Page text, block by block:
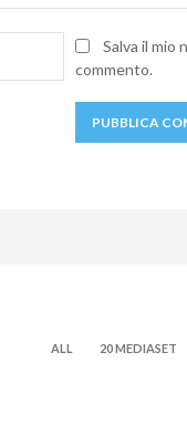
Nome:Salva il mio
commento.
ALL 20 MEDIASET